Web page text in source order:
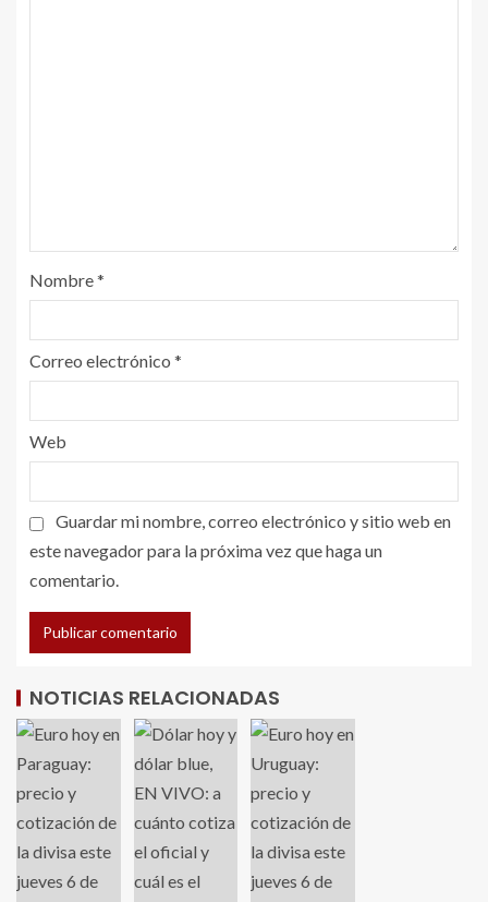
Nombre*
Correo electrónico *
Web
Guardar mi nombre, correo electrónico y sitio web en
este navegador para la próxima vez que haga un
comentario.
NOTICIAS RELACIONADAS